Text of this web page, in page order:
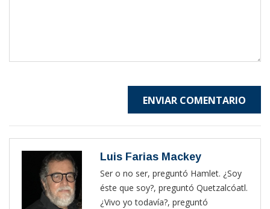
ENVIAR COMENTARIO
Luis Farias Mackey
Ser o no ser, preguntó Hamlet. ¿Soy
éste que soy?, preguntó Quetzalcóatl.
¿Vivo yo todavía?, preguntó